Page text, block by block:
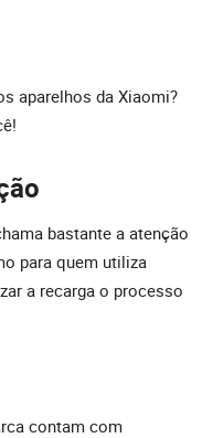
aparelhos da Xiaomi?
bastante a atenção
para quem utiliza
a recarga o processo
contam com